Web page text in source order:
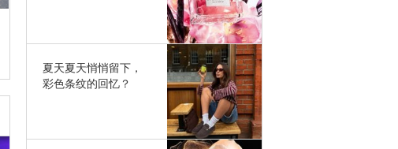
夏天夏天悄悄留下，
彩色条纹的回忆？